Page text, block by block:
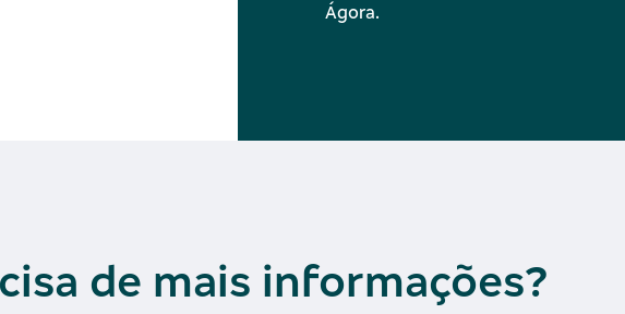
Ágora.
de mais informações?